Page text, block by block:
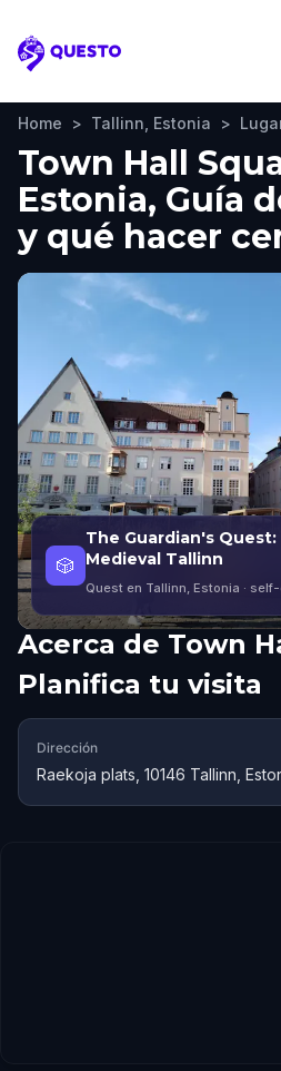
Questo
Home > Tallinn, Estonia >
Town Hall
Estonia, Guía
y qué hacer
🎲
The Guardian's
Medieval Tallinn
Quest en Tallinn, Estonia ·
Acerca de Town
Planifica tu visita
Dirección
Raekoja plats, 10146 Tallinn,